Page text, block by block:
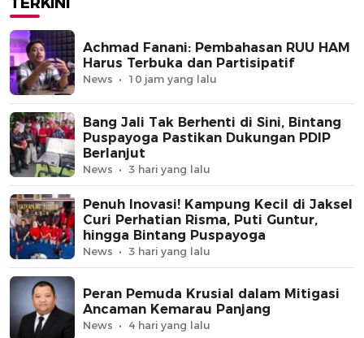
Achmad Fanani: Pembahasan RUU HAM
Harus Terbuka dan Partisipatif
News 10 jam yang lalu
Bang Jali Tak Berhenti di Sini, Bintang
Puspayoga Pastikan Dukungan PDIP
Berlanjut
News 3 hari yang lalu
Penuh Inovasi! Kampung Kecil di Jaksel
Curi Perhatian Risma, Puti Guntur,
hingga Bintang Puspayoga
News 3 hari yang lalu
Peran Pemuda Krusial dalam Mitigasi
Ancaman Kemarau Panjang
News 4 hari yang lalu